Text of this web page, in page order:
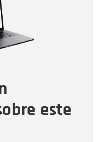
este